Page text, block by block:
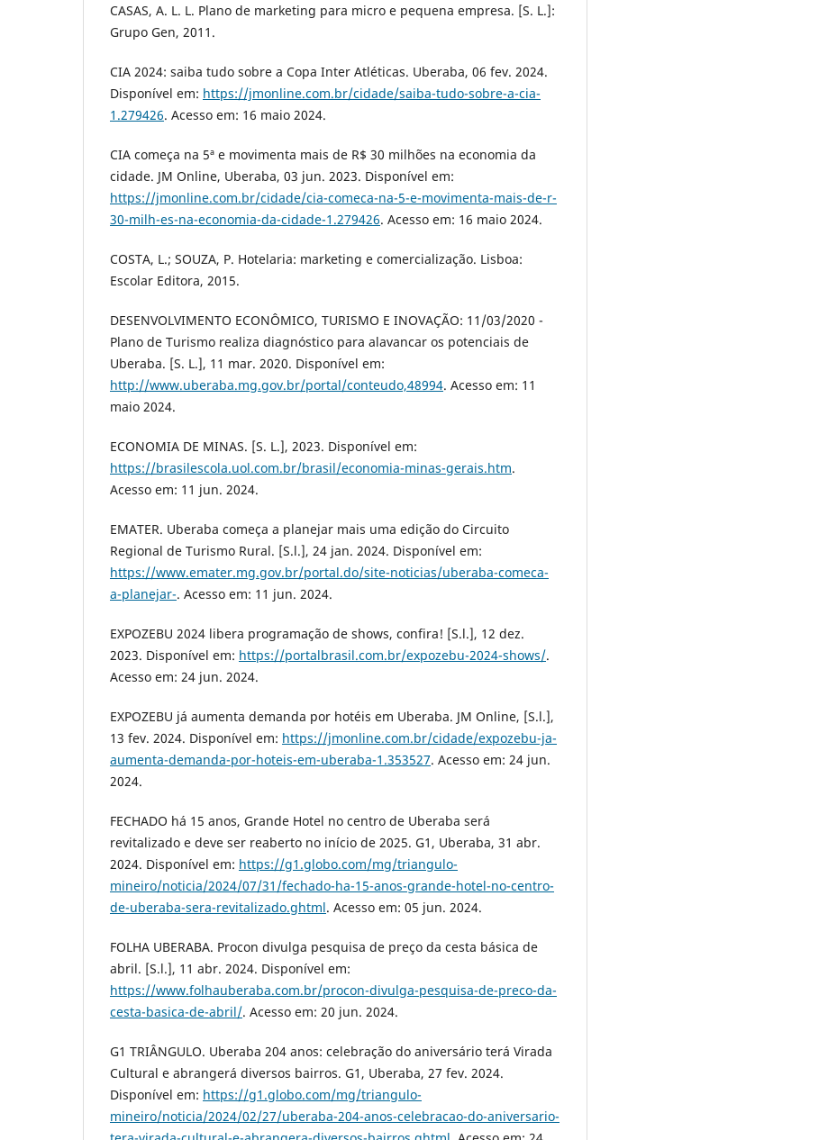
CASAS, A. L. L. Plano de marketing para micro e pequena empresa. [S. L.]:
Grupo Gen, 2011.
CIA 2024: saiba tudo sobre a Copa Inter Atléticas. Uberaba, 06 fev. 2024.
Disponível em: https://jmonline.com.br/cidade/saiba-tudo-sobre-a-cia-
1.279426. Acesso em: 16 maio 2024.
CIA começa na 5ª e movimenta mais de R$ 30 milhões na economia da
cidade. JM Online, Uberaba, 03 jun. 2023. Disponível em:
https://jmonline.com.br/cidade/cia-comeca-na-5-e-movimenta-mais-de-r-
30-milh-es-na-economia-da-cidade-1.279426. Acesso em: 16 maio 2024.
COSTA, L.; SOUZA, P. Hotelaria: marketing e comercialização. Lisboa:
Escolar Editora, 2015.
DESENVOLVIMENTO ECONÔMICO, TURISMO E INOVAÇÃO: 11/03/2020 -
Plano de Turismo realiza diagnóstico para alavancar os potenciais de
Uberaba. [S. L.], 11 mar. 2020. Disponível em:
http://www.uberaba.mg.gov.br/portal/conteudo,48994. Acesso em: 11
maio 2024.
ECONOMIA DE MINAS. [S. L.], 2023. Disponível em:
https://brasilescola.uol.com.br/brasil/economia-minas-gerais.htm.
Acesso em: 11 jun. 2024.
EMATER. Uberaba começa a planejar mais uma edição do Circuito
Regional de Turismo Rural. [S.l.], 24 jan. 2024. Disponível em:
https://www.emater.mg.gov.br/portal.do/site-noticias/uberaba-comeca-
a-planejar-. Acesso em: 11 jun. 2024.
EXPOZEBU 2024 libera programação de shows, confira! [S.l.], 12 dez.
2023. Disponível em: https://portalbrasil.com.br/expozebu-2024-shows/.
Acesso em: 24 jun. 2024.
EXPOZEBU já aumenta demanda por hotéis em Uberaba. JM Online, [S.l.],
13 fev. 2024. Disponível em: https://jmonline.com.br/cidade/expozebu-ja-
aumenta-demanda-por-hoteis-em-uberaba-1.353527. Acesso em: 24 jun.
2024.
FECHADO há 15 anos, Grande Hotel no centro de Uberaba será
revitalizado e deve ser reaberto no início de 2025. G1, Uberaba, 31 abr.
2024. Disponível em: https://g1.globo.com/mg/triangulo-
mineiro/noticia/2024/07/31/fechado-ha-15-anos-grande-hotel-no-centro-
de-uberaba-sera-revitalizado.ghtml. Acesso em: 05 jun. 2024.
FOLHA UBERABA. Procon divulga pesquisa de preço da cesta básica de
abril. [S.l.], 11 abr. 2024. Disponível em:
https://www.folhauberaba.com.br/procon-divulga-pesquisa-de-preco-da-
cesta-basica-de-abril/. Acesso em: 20 jun. 2024.
G1 TRIÂNGULO. Uberaba 204 anos: celebração do aniversário terá Virada
Cultural e abrangerá diversos bairros. G1, Uberaba, 27 fev. 2024.
Disponível em: https://g1.globo.com/mg/triangulo-
mineiro/noticia/2024/02/27/uberaba-204-anos-celebracao-do-aniversario-